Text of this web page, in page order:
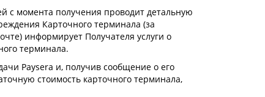
с момента получения проводит детальную
Карточного терминала (за
информирует Получателя услуги о
терминала.
Paysera и, получив сообщение о его
стоимость карточного терминала,